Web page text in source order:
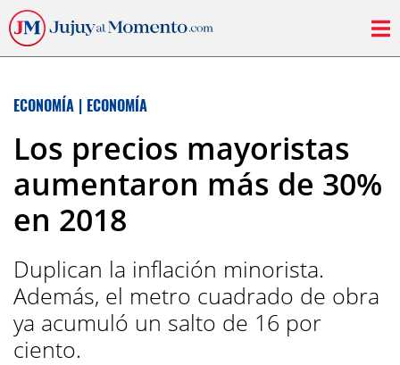
ECONOMÍA | ECONOMÍA
Los precios mayoristas
aumentaron más de 30%
en 2018
Duplican la inflación minorista.
Además, el metro cuadrado de obra
ya acumuló un salto de 16 por
ciento.